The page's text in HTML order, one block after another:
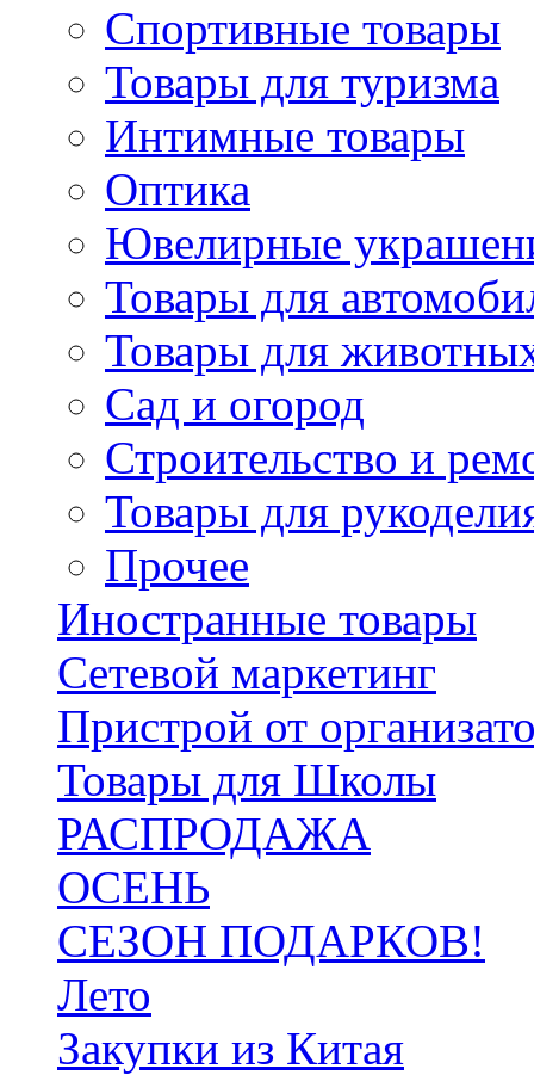
Спортивные товары
Товары для туризма
Интимные товары
Оптика
Ювелирные
Товары для
Товары для
Сад и огород
Строительство и
Товары для
Прочее
Иностранные товары
Сетевой маркетинг
Пристрой от
Товары для Школы
РАСПРОДАЖА
ОСЕНЬ
СЕЗОН ПОДАРКОВ!
Лето
Закупки из Китая